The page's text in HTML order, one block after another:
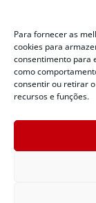
Para fornecer as
cookies para
consentimento para
como
consentir ou retirar
recursos e funções.
Alertas Defesa
SMS 40199
ENDEREÇO
Defesa Civil do
Capoeiras,
Política de